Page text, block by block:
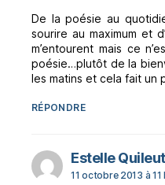
De la poésie au
sourire au maximum et
m’entourent mais ce
poésie…plutôt de la
les matins et cela fait un
RÉPONDRE
Estelle
11 octobre 2013 à 11